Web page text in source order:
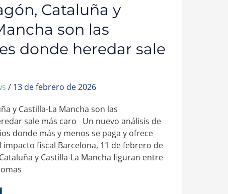
Cataluña y
son las
donde heredar sale
/ 13 de febrero de 2026
y Castilla-La Mancha son las
sale más caro Un nuevo análisis de
donde más y menos se paga y ofrece
fiscal Barcelona, 11 de febrero de
y Castilla-La Mancha figuran entre